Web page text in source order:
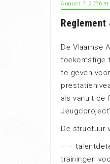
August 7, 2026 at
De Vlaamse
toekomstige
te geven
als vanuit de
De structuur
– –
trainingen